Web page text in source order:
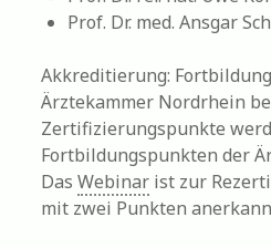
Prof. Dr. med. Ansgar
Akkreditierung:
Ärztekammer Nordrhein
Zertifizierungspunkte
Fortbildungspunkten der
DasWebinar ist zur
mit zwei Punkten